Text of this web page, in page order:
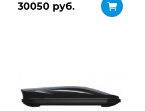
30050 руб.